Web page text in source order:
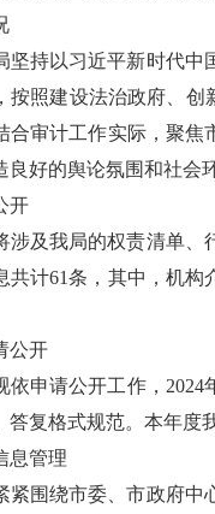
坚持以习近平新时代
按照建设法治政府、
合审计工作实际，聚
好的舆论氛围和社会
开
涉及我局的权责清单
共计61条，其中，机
公开
依申请公开工作，
答复格式规范。本年度
息管理
紧围绕市委、市政府